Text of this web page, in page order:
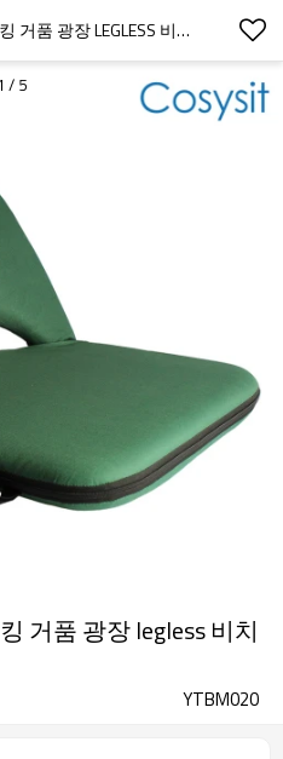
COSYSIT 멀티 앵글 하이킹 거품 광장 LEGLESS 비치 층의 자, 카 모 패브릭
/ 5
거품 광장 legless 비치
YTBM020